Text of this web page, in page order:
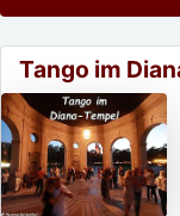
Tango im